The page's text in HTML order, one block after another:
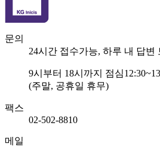
문의
24시간 접수가능, 하루 내 답변
9시부터 18시까지 점심
(주말, 공휴일 휴무)
팩스
02-502-8810
메일